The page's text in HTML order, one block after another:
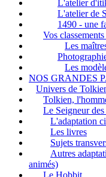
L'atelier
L'atelier de
1490 - une
Vos
Les
Les
NOS GRANDES
Univers de
Tolkien,
Le Seigneur
L'adaptation
Les livres
Sujets
Autres
animés)
Le Hobbit